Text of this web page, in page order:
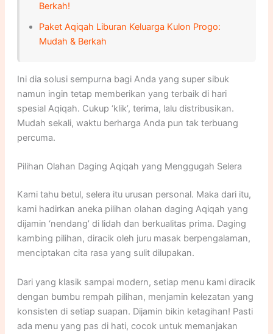
Berkah!
Paket Aqiqah Liburan Keluarga Kulon Progo:
Mudah & Berkah
Ini dia solusi sempurna bagi Anda yang super sibuk
namun ingin tetap memberikan yang terbaik di hari
spesial Aqiqah. Cukup ‘klik’, terima, lalu distribusikan.
Mudah sekali, waktu berharga Anda pun tak terbuang
percuma.
Pilihan Olahan Daging Aqiqah yang Menggugah Selera
Kami tahu betul, selera itu urusan personal. Maka dari itu,
kami hadirkan aneka pilihan olahan daging Aqiqah yang
dijamin ‘nendang’ di lidah dan berkualitas prima. Daging
kambing pilihan, diracik oleh juru masak berpengalaman,
menciptakan cita rasa yang sulit dilupakan.
Dari yang klasik sampai modern, setiap menu kami diracik
dengan bumbu rempah pilihan, menjamin kelezatan yang
konsisten di setiap suapan. Dijamin bikin ketagihan! Pasti
ada menu yang pas di hati, cocok untuk memanjakan